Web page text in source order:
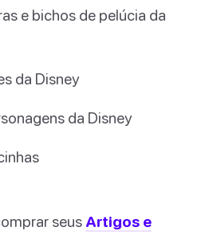
e bichos de pelúcia da
da Disney
da Disney
seus Artigos e